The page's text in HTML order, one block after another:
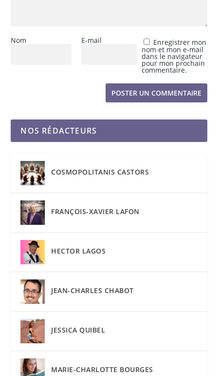
Nom E-mail Enregistrer mon
nom et mon e-mail
dans le navigateur
pour mon prochain
commentaire.
NOS RÉDACTEURS
COSMOPOLITANIS CASTORS
FRANÇOIS-XAVIER LAFON
HECTOR LAGOS
JEAN-CHARLES CHABOT
JESSICA QUIBEL
MARIE-CHARLOTTE BOURGES